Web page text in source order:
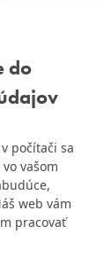
do
počítači sa
vašom
web vám
pracovať
844 02
sme platca